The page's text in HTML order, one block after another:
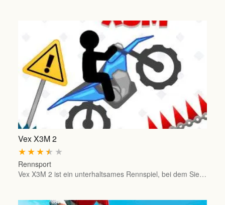
Vex X3M 2
★
★
★
★
★
Rennsport
Vex X3M 2 ist ein unterhaltsames Rennspiel, bei dem Sie…